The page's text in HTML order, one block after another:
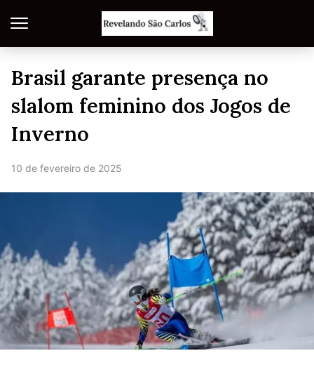
Brasil garante presença no
slalom feminino dos Jogos de
Inverno
10 de fevereiro de 2025